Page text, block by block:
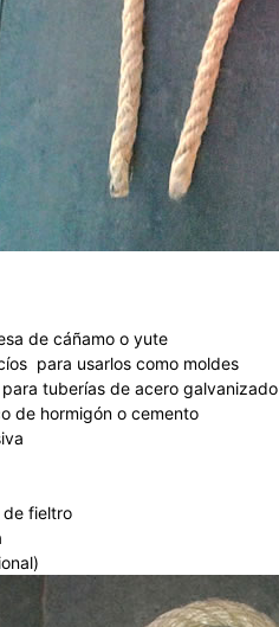
de cáñamo o yute
para usarlos como moldes
tuberías de acero galvanizado
de hormigón o cemento
de fieltro